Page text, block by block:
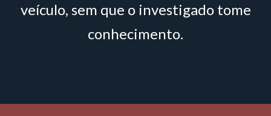
veículo, sem que o investigado tome
conhecimento.